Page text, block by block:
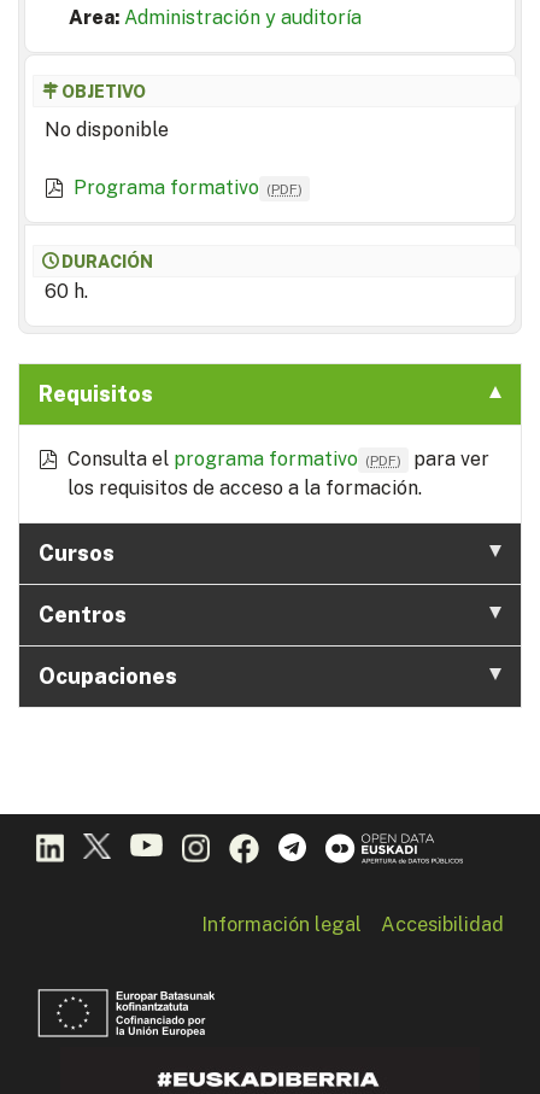
Area: Administración y auditoría
OBJETIVO
No disponible
Programa formativo (PDF)
DURACIÓN
60 h.
Requisitos
Consulta el programa formativo (PDF)
para ver
los requisitos de acceso a la formación.
Cursos
Centros
Ocupaciones
Información legal Accesibilidad